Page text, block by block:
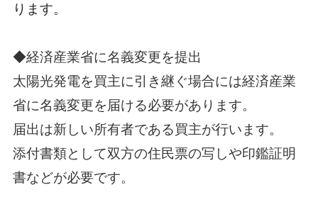
ります。
◆経済産業省に名義変更を提出
太陽光発電を買主に引き継ぐ場合には経済産業
省に名義変更を届ける必要があります。
届出は新しい所有者である買主が行います。
添付書類として双方の住民票の写しや印鑑証明
書などが必要です。